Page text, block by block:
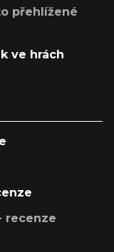
přehlížené
ve hrách
recenze